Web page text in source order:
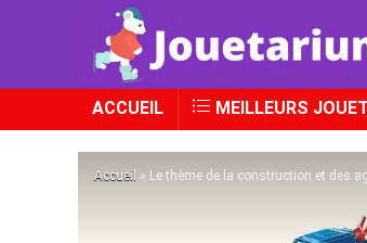
ACCUEIL MEILLEURS
Accueil » Le thème de la construction et des